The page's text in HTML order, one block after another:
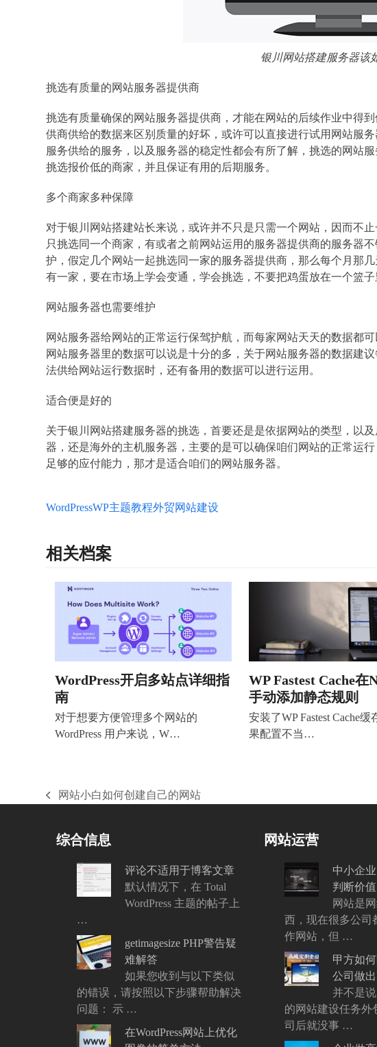
银川网站搭建服务器该
挑选有质量的网站服务器提供商
挑选有质量确保的网站服务器提供商，才能在网站的后续作业中得
供商供给的数据来区别质量的好坏，或许可以直接进行试用网站服
服务供给的服务，以及服务器的稳定性都会有所了解，挑选的网站
挑选报价低的商家，并且保证有用的后期服务。
多个商家多种保障
对于银川网站搭建站长来说，或许并不只是只需一个网站，因而不
只挑选同一个商家，有或者之前网站运用的服务器提供商的服务器
护，假定几个网站一起挑选同一家的服务器提供商，那么每个月那
有一家，要在市场上学会变通，学会挑选，不要把鸡蛋放在一个篮子
网站服务器也需要维护
网站服务器给网站的正常运行保驾护航，而每家网站天天的数据都
网站服务器里的数据可以说是十分的多，关于网站服务器的数据建
法供给网站运行数据时，还有备用的数据可以进行运用。
适合便是好的
关于银川网站搭建服务器的挑选，首要还是是依据网站的类型，以
器，还是海外的主机服务器，主要的是可以确保咱们网站的正常运
足够的应付能力，那才是适合咱们的网站服务器。
WordPressWP主题教程外贸网站建设
相关档案
WordPress开启多站点详细指
南
对于想要方便管理多个网站的
WordPress 用户来说，W…
WP Fastest Cache在
手动添加静态规则
安装了WP Fastest Cache
果配置不当…
上
网站小白如何创建自己的网站
综合信息
评论不适用于博客文章
默认情况下，在 Total
WordPress 主题的帖子上
…
getimagesize PHP警告疑
难解答
如果您收到与以下类似
的错误，请按照以下步骤帮助解决
问题： 示 …
在WordPress网站上优化
网站运营
中小企
判断价值
网站是
西，现在很多公司
作网站，但 …
甲方如
公司做
并不是
的网站建设任务外
司后就没事 …